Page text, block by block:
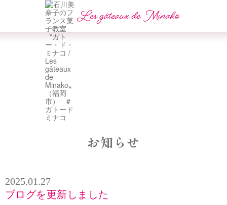
お知らせ
2025.01.27
ブログを更新しました